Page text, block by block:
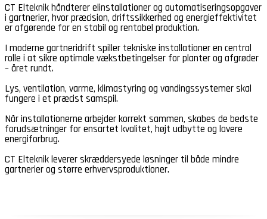
CT Elteknik håndterer elinstallationer og automatiseringsopgaver
i gartnerier, hvor præcision, driftssikkerhed og energieffektivitet
er afgørende for en stabil og rentabel produktion.
I moderne gartneridrift spiller tekniske installationer en central
rolle i at sikre optimale vækstbetingelser for planter og afgrøder
– året rundt.
Lys, ventilation, varme, klimastyring og vandingssystemer skal
fungere i et præcist samspil.
Når installationerne arbejder korrekt sammen, skabes de bedste
forudsætninger for ensartet kvalitet, højt udbytte og lavere
energiforbrug.
CT Elteknik leverer skræddersyede løsninger til både mindre
gartnerier og større erhvervsproduktioner.